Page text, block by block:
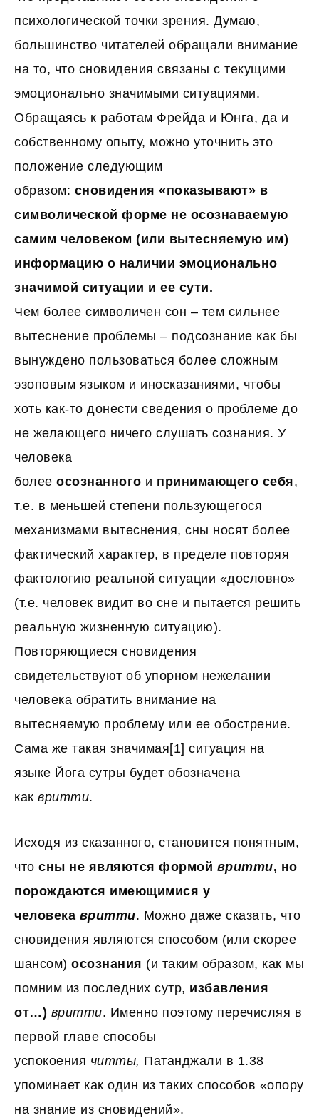
психологической точки зрения. Думаю,
большинство читателей обращали внимание
на то, что сновидения связаны с текущими
эмоционально значимыми ситуациями.
Обращаясь к работам Фрейда и Юнга, да и
собственному опыту, можно уточнить это
положение следующим
образом: сновидения «показывают» в
символической форме не осознаваемую
самим человеком (или вытесняемую им)
информацию о наличии эмоционально
значимой ситуации и ее сути.
Чем более символичен сон – тем сильнее
вытеснение проблемы – подсознание как бы
вынуждено пользоваться более сложным
эзоповым языком и иносказаниями, чтобы
хоть как-то донести сведения о проблеме до
не желающего ничего слушать сознания. У
человека
более осознанного и принимающего себя,
т.е. в меньшей степени пользующегося
механизмами вытеснения, сны носят более
фактический характер, в пределе повторяя
фактологию реальной ситуации «дословно»
(т.е. человек видит во сне и пытается решить
реальную жизненную ситуацию).
Повторяющиеся сновидения
свидетельствуют об упорном нежелании
человека обратить внимание на
вытесняемую проблему или ее обострение.
Сама же такая значимая[1] ситуация на
языке Йога сутры будет обозначена
как вритти.
Исходя из сказанного, становится понятным,
что сны не являются формой вритти, но
порождаются имеющимися у
человека вритти. Можно даже сказать, что
сновидения являются способом (или скорее
шансом) осознания (и таким образом, как мы
помним из последних сутр, избавления
от…) вритти. Именно поэтому перечисляя в
первой главе способы
успокоения читты, Патанджали в 1.38
упоминает как один из таких способов «опору
на знание из сновидений».